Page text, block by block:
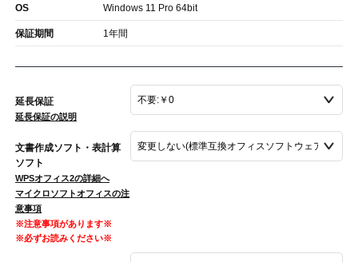
OS Windows 11 Pro 64bit
保証期間 1年間
延長保証
延長保証の説明
文書作成ソフト・表計算
ソフト
WPSオフィス2の詳細へ
マイクロソフトオフィスの注
意事項
※注意事項があります※
※必ずお読みください※